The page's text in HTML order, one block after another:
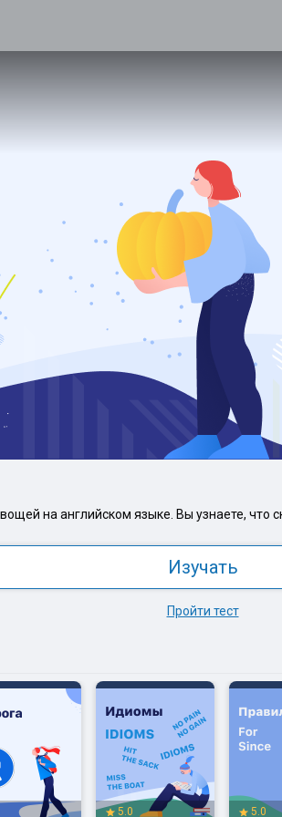
на английском языке. Вы узнаете, что
Изучать
Пройти тест
5.0 5.0